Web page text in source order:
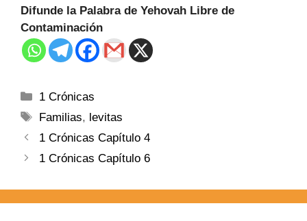
Difunde la Palabra de Yehovah Libre de
Contaminación
1 Crónicas
Familias, levitas
1 Crónicas Capítulo 4
1 Crónicas Capítulo 6